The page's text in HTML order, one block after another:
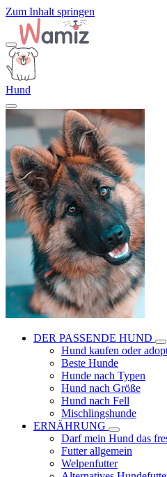
Zum Inhalt springen
Hund
DER PASSENDE HUND
Hund kaufen oder
Beste Hunde
Hunde nach Typen
Hund nach Größe
Hund nach Fell
Mischlingshunde
ERNÄHRUNG
Darf mein Hund das
Futter allgemein
Welpenfutter